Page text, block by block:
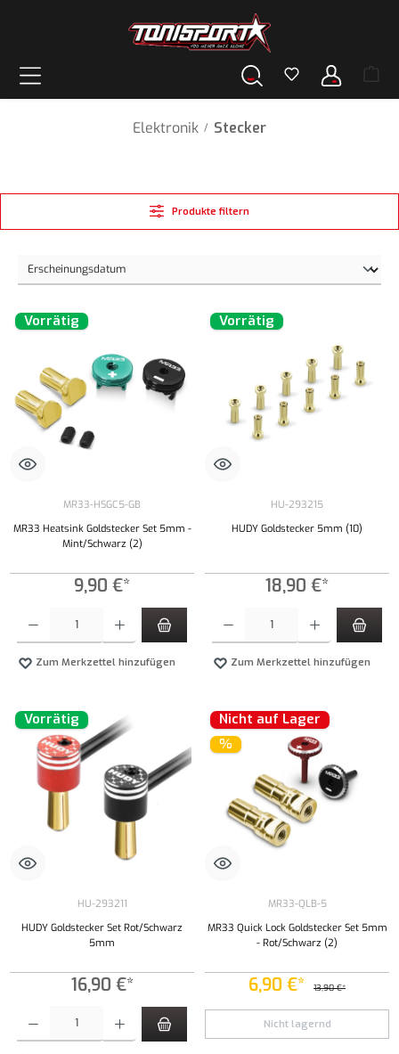
Elektronik / Stecker
Produkte filtern
Vorrätig
MR33-HSGC5-GB
MR33 Heatsink Goldstecker Set 5mm -
Mint/Schwarz (2)
9,90 €*
Zum Merkzettel hinzufügen
Vorrätig
HU-293215
HUDY Goldstecker 5mm (10)
18,90 €*
Zum Merkzettel hinzufügen
Vorrätig
HU-293211
HUDY Goldstecker Set Rot/Schwarz
5mm
16,90 €*
Produkt Anzahl: Gib den gewünschten Wert ein oder benutze die Schaltflächen um die
Nicht auf Lager
%
MR33-QLB-5
MR33 Quick Lock Goldstecker Set 5mm
- Rot/Schwarz (2)
6,90 €* 13,90 €*
Nicht lagernd